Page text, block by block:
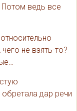
ведь все
не взять-то?
обретала дар речи